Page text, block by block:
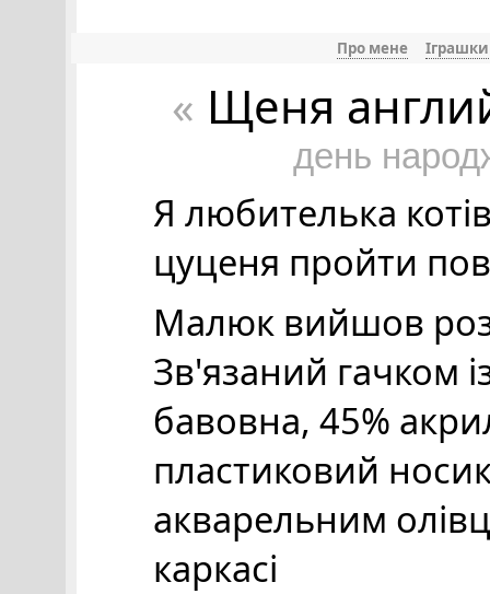
Про мене Іграшки
« Щеня
день
Я любителька
цуценя пройти
Малюк вийшов
Зв'язаний гачком
бавовна, 45%
пластиковий
акварельним
каркасі